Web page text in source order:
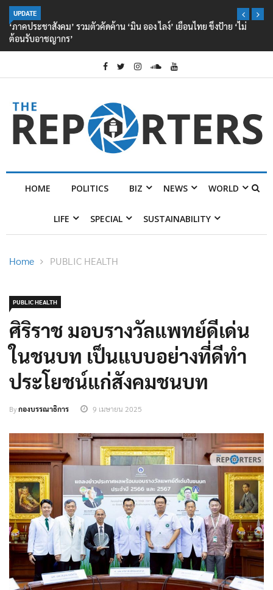
UPDATE
‘ภาคประชาสังคม’ รวมตัวคัดค้าน ‘มิน ออง ไลง์’ เยือนไทย ขึงป้าย ‘ไม่
ต้อนรับอาชญากร’
HOME POLITICS BIZ NEWS WORLD
LIFE SPECIAL SUSTAINABILITY
Home PUBLIC HEALTH
PUBLIC HEALTH
ศิริราช มอบรางวัลแพทย์ดีเด่น
ในชนบท เป็นแบบอย่างที่ดีทำ
ประโยชน์แก่สังคมชนบท
Byกองบรรณาธิการ 9 เมษายน 2025